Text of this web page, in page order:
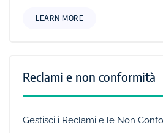
LEARN MORE
Reclami e non conformità
Gestisci i Reclami e le Non